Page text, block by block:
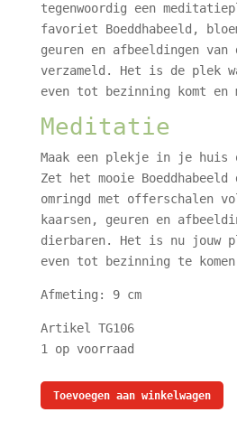
tegenwoordig een
favoriet Boeddhabeeld,
geuren en afbeeldingen van
verzameld. Het is de plek
even tot bezinning komt en
Meditatie
Maak een plekje in je huis
Zet het mooie
omringd met offerschalen
kaarsen, geuren en
dierbaren. Het is nu jouw
even tot bezinning te
Afmeting: 9 cm
Artikel TG106
1 op voorraad
Boeddhabeeld
-
Toevoegen aan winkelwagen